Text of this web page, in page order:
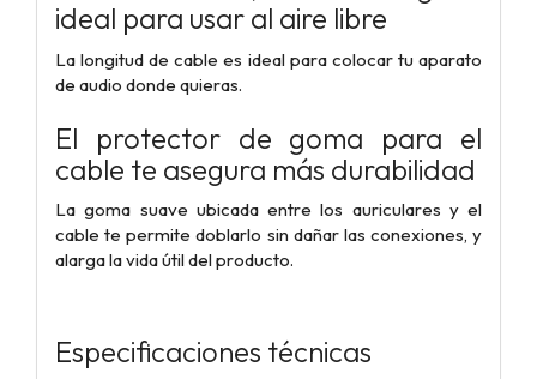
ideal para usar al aire libre
La longitud de cable es ideal para colocar tu aparato
de audio donde quieras.
El protector de goma para el
cable te asegura más durabilidad
La goma suave ubicada entre los auriculares y el
cable te permite doblarlo sin dañar las conexiones, y
alarga la vida útil del producto.
Especificaciones técnicas